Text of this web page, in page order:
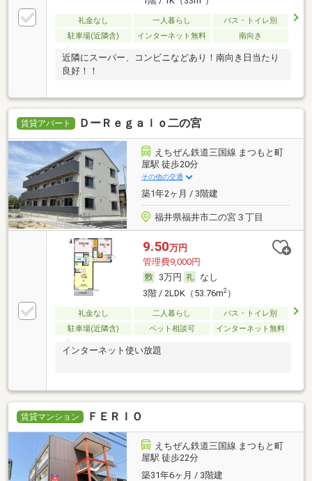
礼金なし 一人暮らし
バス・トイレ別
駐車場(近隣含)
インターネット無料 南向き
近隣にスーパー、コンビニなどあり！南向き日当たり
良好！！
賃貸アパート ＤーＲｅｇａｌｏ二の宮
えちぜん鉄道三国線 まつもと町
屋駅 徒歩20分
その他の交通
築1年2ヶ月 / 3階建
福井県福井市二の宮３丁目
9.50万円
管理費9,000円
3万円
なし
3階 / 2LDK（53.76m2）
礼金なし 二人暮らし
バス・トイレ別
駐車場(近隣含)
ペット相談可 インターネット無料
インターネット使い放題
賃貸マンション ＦＥＲＩＯ
えちぜん鉄道三国線 まつもと町
屋駅 徒歩22分
築31年6ヶ月 / 3階建